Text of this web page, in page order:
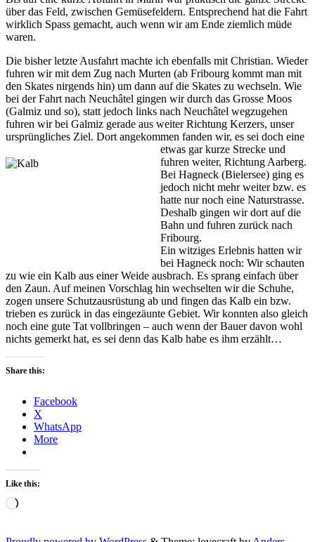
über das Feld, zwischen Gemüsefeldern. Entsprechend hat die Fahrt
wirklich Spass gemacht, auch wenn wir am Ende ziemlich müde
waren.
Die bisher letzte Ausfahrt machte ich ebenfalls mit Christian. Wieder
fuhren wir mit dem Zug nach Murten (ab Fribourg kommt man mit
den Skates nirgends hin) um dann auf die Skates zu wechseln. Wie
bei der Fahrt nach Neuchâtel gingen wir durch das Grosse Moos
(Galmiz und so), statt jedoch links nach Neuchâtel wegzugehen
fuhren wir bei Galmiz gerade aus weiter Richtung Kerzers, unser
ursprüngliches Ziel. Dort angekommen fanden wir, es sei doch eine
etwas garkurze Strecke und
fuhren weiter, Richtung Aarberg.
Bei Hagneck (Bielersee) ging es
jedoch nicht mehr weiter bzw. es
hatte nur noch eine Naturstrasse.
Deshalb gingen wir dort auf die
Bahn und fuhren zurück nach
Fribourg.
Ein witziges Erlebnis hatten wir
bei Hagneck noch: Wir schauten
zu wie ein Kalb aus einer Weide ausbrach. Es sprang einfach über
den Zaun. Auf meinen Vorschlag hin wechselten wir die Schuhe,
zogen unsere Schutzausrüstung ab und fingen das Kalb ein bzw.
trieben es zurück in das eingezäunte Gebiet. Wir konnten also gleich
noch eine gute Tat vollbringen – auch wenn der Bauer davon wohl
nichts gemerkt hat, es sei denn das Kalb habe es ihm erzählt…
Share this:
Facebook
X
WhatsApp
More
Like this:
Loading…